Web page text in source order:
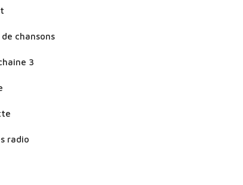
chansons
3
radio